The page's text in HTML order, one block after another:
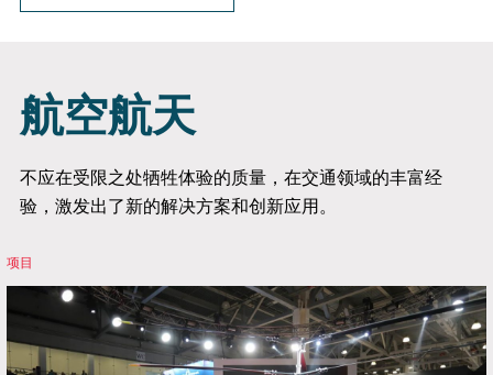
航空航天
不应在受限之处牺牲体验的质量，在交通领域的丰富经
验，激发出了新的解决方案和创新应用。
项目